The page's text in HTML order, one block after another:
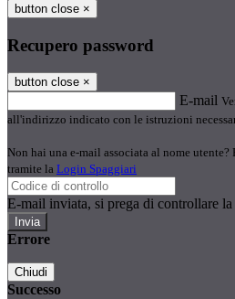
button close ×
Recupero password
button close ×
E-mail
all'indirizzo indicato con le istruzioni
Non hai una e-mail associata al nome
tramite la Login Spaggiari
E-mail inviata, si prega di controllare
Errore
Chiudi
Successo